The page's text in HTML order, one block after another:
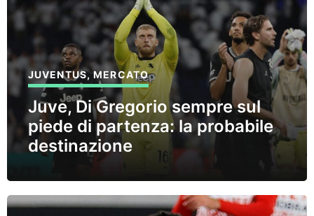
JUVENTUS,MERCATO
Juve, Di Gregorio sempre sul
piede di partenza: la probabile
destinazione